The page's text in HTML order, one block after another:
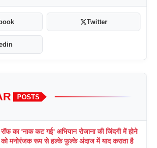
Twitter
POSTS
का 'नाक कट गई' अभियान रोजाना की जिंदगी में होने
को मनोरंजक रूप से हल्के फुल्के अंदाज में याद कराता है